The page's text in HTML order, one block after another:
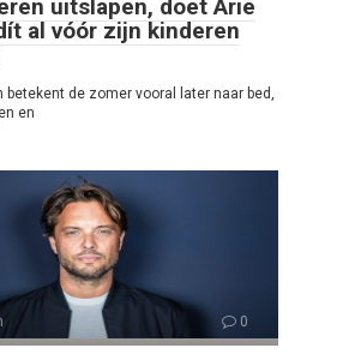
uitslapen, doet Arie
al vóór zijn kinderen
betekent de zomer vooral later naar bed,
en
0